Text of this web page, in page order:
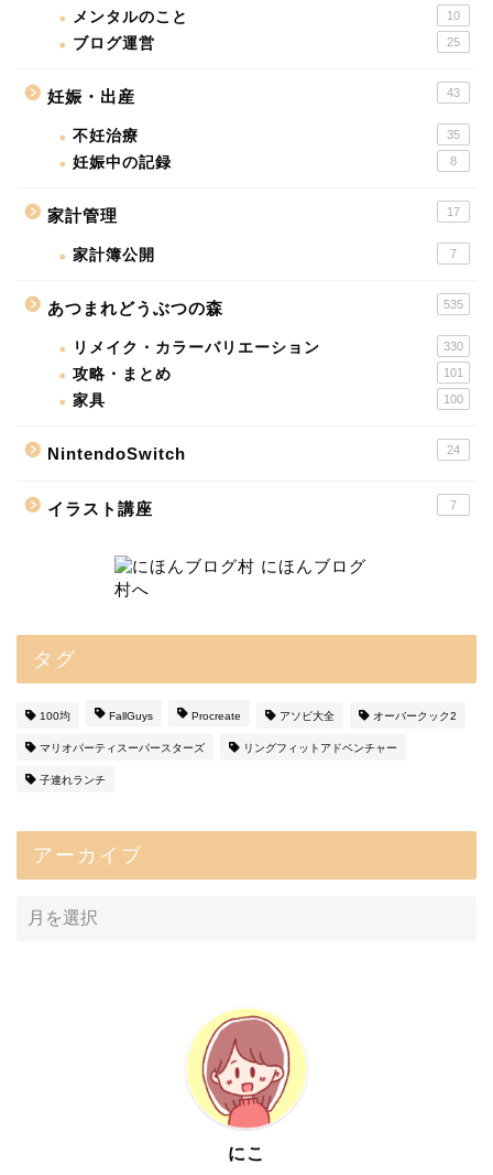
メンタルのこと 10
ブログ運営 25
妊娠・出産 43
不妊治療 35
妊娠中の記録 8
家計管理 17
家計簿公開 7
あつまれどうぶつの森 535
リメイク・カラーバリエーション 330
攻略・まとめ 101
家具 100
NintendoSwitch 24
イラスト講座 7
タグ
100均 FallGuys Procreate アソビ大全 オーバークック2
マリオパーティスーパースターズ リングフィットアドベンチャー
子連れランチ
アーカイブ
にこ